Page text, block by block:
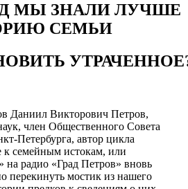
МЫ ЗНАЛИ ЛУЧШЕ
СЕМЬИ
Даниил Викторович Петров,
член Общественного Совета
Петербурга, автор цикла
семейным истокам, или
на радио «Град Петров» вновь
перекинуть мостик из нашего